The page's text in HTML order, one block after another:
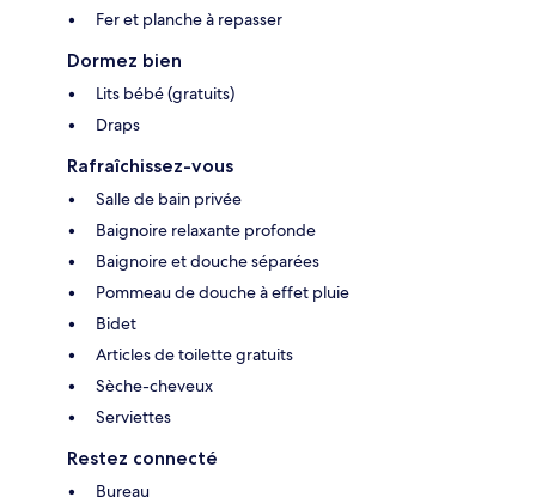
Fer et planche à repasser
Dormez bien
Lits bébé (gratuits)
Draps
Rafraîchissez-vous
Salle de bain privée
Baignoire relaxante profonde
Baignoire et douche séparées
Pommeau de douche à effet pluie
Bidet
Articles de toilette gratuits
Sèche-cheveux
Serviettes
Restez connecté
Bureau